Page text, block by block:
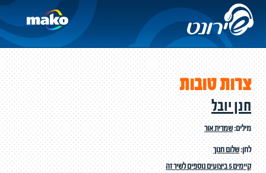
צרות טובות
חנן יובל
מילים:שמרית אור
לחן:שלום חנוך
קיימים 5 ביצועים נוספים לשיר זה